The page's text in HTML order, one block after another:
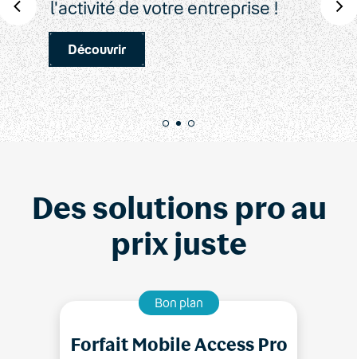
l'activité de votre entreprise !
Découvrir
Des solutions pro au
prix juste
Bon plan
Forfait Mobile Access Pro